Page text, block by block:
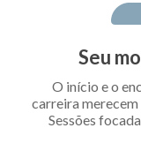
Seu
O início e o
carreira
Sessões